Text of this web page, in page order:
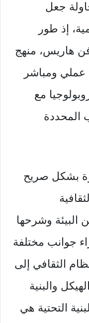
جعل
إذ طور
هاريس، منهج
عملي ومباشر
مع
المحددة
بشكل صريح
وشرحها
جوانب مختلفة
الثقافي إلى
والبنية
التحتية هي